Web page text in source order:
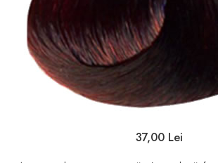
Sampon
Ser / Ulei
Styling
Tratamente
Vopsea de par
37,00 Lei